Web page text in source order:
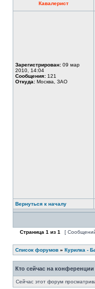
Кавалерист
Зарегистрирован: 09 мар
2010, 14:04
Сообщения: 121
Откуда: Москва, ЗАО
Вернуться к началу
Страница 1 из 1 [
Список форумов » Курилка -
Кто сейчас на конференции
Сейчас этот форум